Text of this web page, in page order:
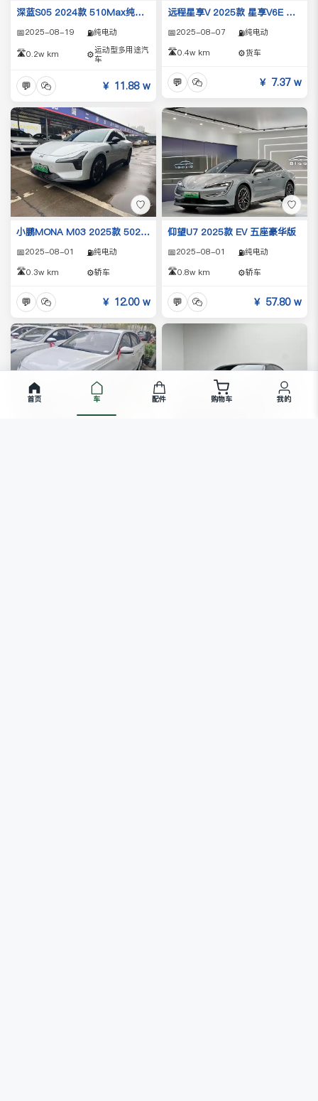
深蓝S05 2024款 510Max纯电版
📅2025-08-19 ⛽纯电动
🛣️0.2w km ⚙️运动型多用途汽
车
💬 ￥ 11.88 w
远程星享V 2025款 星享V6E 玄武创富版Ⅰ
📅2025-08-07 ⛽纯电动
🛣️0.4w km ⚙️货车
💬 ￥ 7.37 w
♡
小鹏MONA M03 2025款 502 长续航 Max
📅2025-08-01 ⛽纯电动
🛣️0.3w km ⚙️轿车
💬 ￥ 12.00 w
♡
仰望U7 2025款 EV 五座豪华版
📅2025-08-01 ⛽纯电动
🛣️0.8w km ⚙️轿车
💬 ￥ 57.80 w
首页 车 配件 购物车 我的